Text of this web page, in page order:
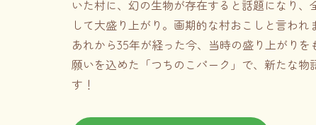
いた村に、幻の生物が存在すると話題になり、
して大盛り上がり。画期的な村おこしと言われ
あれから35年が経った今、当時の盛り上がりを
願いを込めた「つちのこパーク」で、新たな物
す！